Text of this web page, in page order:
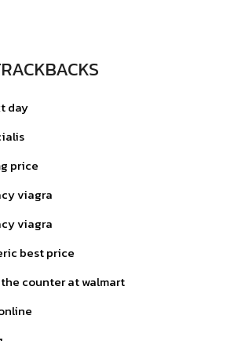
day
price
viagra
viagra
best price
counter at walmart